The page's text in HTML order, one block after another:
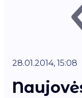
28.01.2014, 15:08